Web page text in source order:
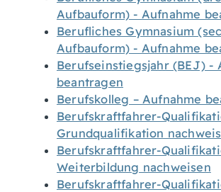
Aufbauform) - Aufnahme
Berufliches Gymnasium
Aufbauform) - Aufnahme
Berufseinstiegsjahr (BEJ) -
beantragen
Berufskolleg – Aufnahme
Berufskraftfahrer-
Grundqualifikation
Berufskraftfahrer-
Weiterbildung nachweisen
Berufskraftfahrer-